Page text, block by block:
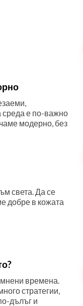
среда е по-важно
модерно, без
света. Да се
добре в кожата
времена.
стратегии,
дълъг и